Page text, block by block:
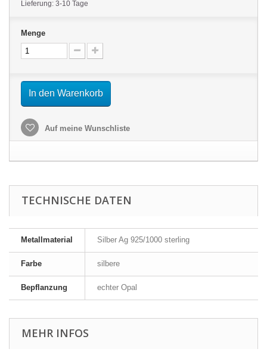
Lieferung: 3-10 Tage
Menge
In den Warenkorb
Auf meine Wunschliste
TECHNISCHE DATEN
Metallmaterial Silber Ag 925/1000 sterling
Farbe silbere
Bepflanzung echter Opal
MEHR INFOS